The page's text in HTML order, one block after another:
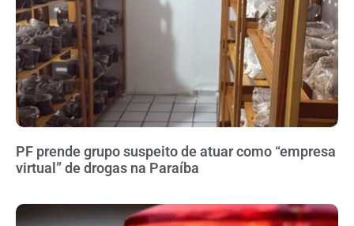
PF prende grupo suspeito de atuar como “empresa
virtual” de drogas na Paraíba